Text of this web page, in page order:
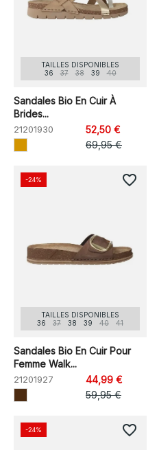
TAILLES DISPONIBLES
36
37 38 39 40
Sandales Bio En Cuir À
Brides...
21201930
52,50 €
69,95 €
TAILLES DISPONIBLES
36
37 38 39 40 41
Sandales Bio En Cuir Pour
Femme Walk...
21201927
44,99 €
59,95 €
-24% favorite_border
-24% favorite_border